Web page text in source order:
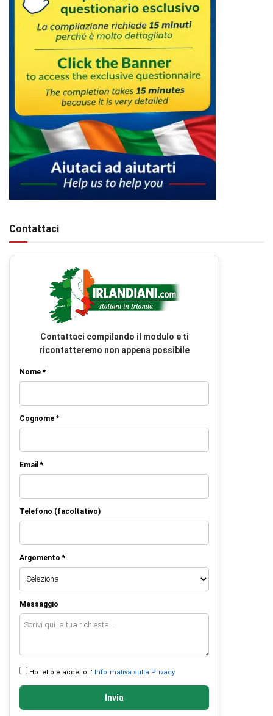
Contattaci
Contattaci compilando il modulo e ti
ricontatteremo non appena possibile
Nome *
Cognome *
Email *
Telefono (facoltativo)
Argomento *
Messaggio
Ho letto e accetto l’ Informativa sulla Privacy
Invia